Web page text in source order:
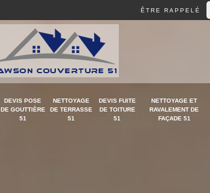
ÊTRE RAPPELÉ
DEVIS POSE
DE GOUTTIÈRE
51
NETTOYAGE
DE TERRASSE
51
DEVIS FUITE
DE TOITURE
51
NETTOYAGE ET
RAVALEMENT DE
FAÇADE 51